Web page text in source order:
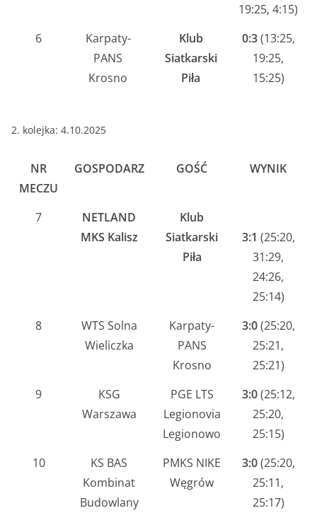
19:25, 4:15)
6
Karpaty-
PANS
Krosno
Klub
Siatkarski
Piła
0:3(13:25,
19:25,
15:25)
2. kolejka: 4.10.2025
NR
MECZU
GOSPODARZ GOŚĆ WYNIK
7
NETLAND
MKS Kalisz
Klub
Siatkarski
Piła
3:1 (25:20,
31:29,
24:26,
25:14)
8
WTS Solna
Wieliczka
Karpaty-
PANS
Krosno
3:0(25:20,
25:21,
25:21)
9
KSG
Warszawa
PGE LTS
Legionovia
Legionowo
3:0(25:12,
25:20,
25:15)
10
KS BAS
Kombinat
Budowlany
PMKS NIKE
Węgrów
3:0(25:20,
25:11,
25:17)